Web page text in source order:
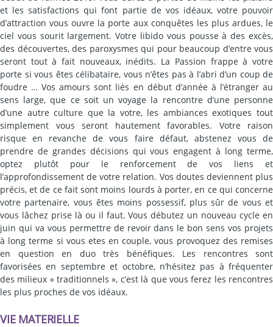
et les satisfactions qui font partie de vos idéaux, votre pouvoir
d’attraction vous ouvre la porte aux conquêtes les plus ardues, le
ciel vous sourit largement. Votre libido vous pousse à des excès,
des découvertes, des paroxysmes qui pour beaucoup d’entre vous
seront tout à fait nouveaux, inédits. La Passion frappe à votre
porte si vous êtes célibataire, vous n’êtes pas à l’abri d’un coup de
foudre … Vos amours sont liés en début d’année à l’étranger au
sens large, que ce soit un voyage la rencontre d’une personne
d’une autre culture que la votre, les ambiances exotiques tout
simplement vous seront hautement favorables. Votre raison
risque en revanche de vous faire défaut, abstenez vous de
prendre de grandes décisions qui vous engagent à long terme,
optez plutôt pour le renforcement de vos liens et
l’approfondissement de votre relation. Vos doutes deviennent plus
précis, et de ce fait sont moins lourds à porter, en ce qui concerne
votre partenaire, vous êtes moins possessif, plus sûr de vous et
vous lâchez prise là ou il faut. Vous débutez un nouveau cycle en
juin qui va vous permettre de revoir dans le bon sens vos projets
à long terme si vous etes en couple, vous provoquez des remises
en question en duo très bénéfiques. Les rencontres sont
favorisées en septembre et octobre, n’hésitez pas à fréquenter
des milieux « traditionnels », c’est là que vous ferez les rencontres
les plus proches de vos idéaux.
VIE MATERIELLE